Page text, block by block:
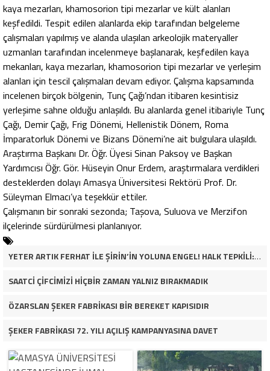
kaya mezarları, khamosorion tipi mezarlar ve kült alanları
keşfedildi. Tespit edilen alanlarda ekip tarafından belgeleme
çalışmaları yapılmış ve alanda ulaşılan arkeolojik materyaller
uzmanları tarafından incelenmeye başlanarak, keşfedilen kaya
mekanları, kaya mezarları, khamosorion tipi mezarlar ve yerleşim
alanları için tescil çalışmaları devam ediyor. Çalışma kapsamında
incelenen birçok bölgenin, Tunç Çağı’ndan itibaren kesintisiz
yerleşime sahne olduğu anlaşıldı. Bu alanlarda genel itibariyle Tunç
Çağı, Demir Çağı, Frig Dönemi, Hellenistik Dönem, Roma
İmparatorluk Dönemi ve Bizans Dönemi’ne ait bulgulara ulaşıldı.
Araştırma Başkanı Dr. Öğr. Üyesi Sinan Paksoy ve Başkan
Yardımcısı Öğr. Gör. Hüseyin Onur Erdem, araştırmalara verdikleri
desteklerden dolayı Amasya Üniversitesi Rektörü Prof. Dr.
Süleyman Elmacı’ya teşekkür ettiler.
Çalışmanın bir sonraki sezonda; Taşova, Suluova ve Merzifon
ilçelerinde sürdürülmesi planlanıyor.
YETER ARTIK FERHAT İLE ŞİRİN’İN YOLUNA ENGEL! HALK TEPKİLİ: “YOLU KAPATMAK ÇÖZÜM DEĞİL, GÖREVİNİ YAP!”
SAATCİ ÇİFCİMİZİ HİÇBİR ZAMAN YALNIZ BIRAKMADIK
ÖZARSLAN ŞEKER FABRİKASI BİR BEREKET KAPISIDIR
ŞEKER FABRİKASI 72. YILI AÇILIŞ KAMPANYASINA DAVET